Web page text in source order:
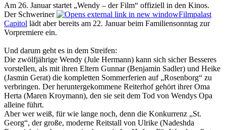
Am 26. Januar startet „Wendy – der Film“ offiziell in den Kinos.
Der Schweriner
Filmpalast
Capitol lädt aber bereits am 22. Januar beim Familiensonntag zur
Vorpremiere ein.
Und darum geht es in dem Streifen:
Die zwölfjährige Wendy (Jule Hermann) kann sich sicher Besseres
vorstellen, als mit ihren Eltern Gunnar (Benjamin Sadler) und Heike
(Jasmin Gerat) die kompletten Sommerferien auf „Rosenborg“ zu
verbringen. Der heruntergekommene Reiterhof gehört ihrer Oma
Herta (Maren Kroymann), den sie seit dem Tod von Wendys Opa
alleine führt.
Aber wer weiß, für wie lange noch, denn die Konkurrenz „St.
Georg“, der große, moderne Reitstall von Ulrike (Nadeshda